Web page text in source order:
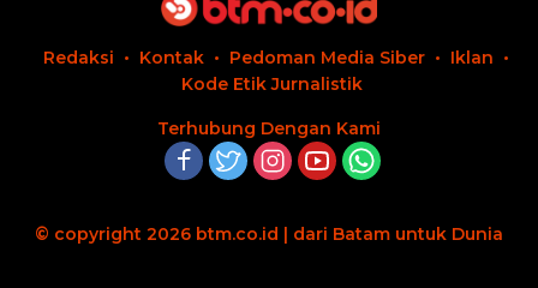
Redaksi Kontak Pedoman Media Siber
Iklan
Kode Etik Jurnalistik
Terhubung Dengan Kami
© copyright 2026 btm.co.id | dari Batam untuk Dunia